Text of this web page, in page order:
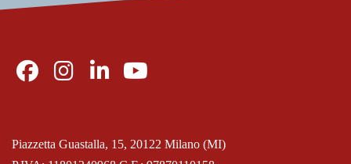
Piazzetta Guastalla, 15, 20122 Milano (MI)